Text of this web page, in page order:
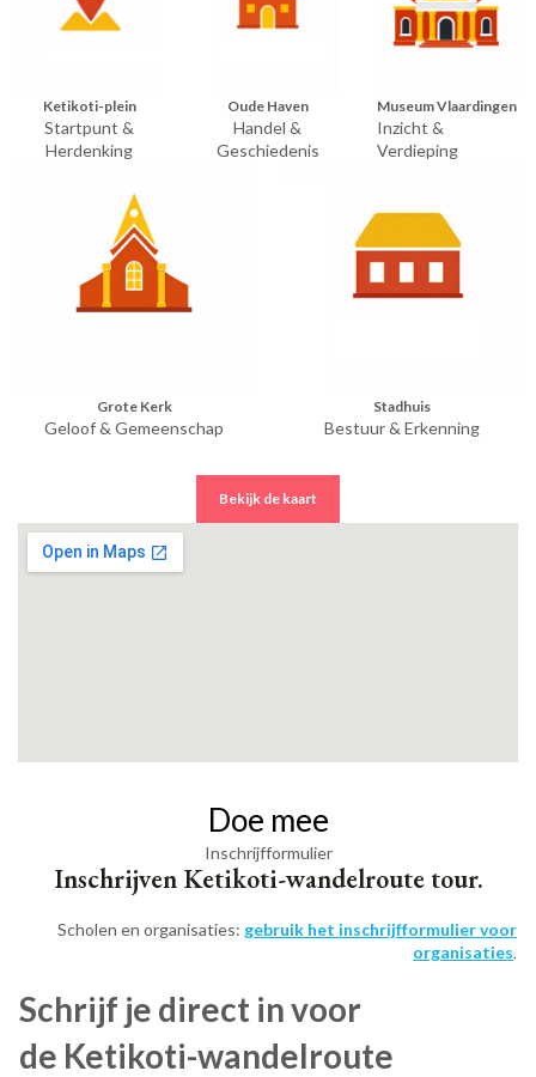
Ketikoti-plein
Startpunt &
Herdenking
Oude Haven
Handel &
Geschiedenis
Museum Vlaardingen
Inzicht &
Verdieping
Grote Kerk
Geloof & Gemeenschap
Stadhuis
Bestuur & Erkenning
Bekijk de kaart
Doe mee
Inschrijfformulier
Inschrijven Ketikoti-wandelroute tour.
Scholen en organisaties: gebruik het inschrijfformulier voor
organisaties.
Schrijf je direct in voor
de Ketikoti-wandelroute